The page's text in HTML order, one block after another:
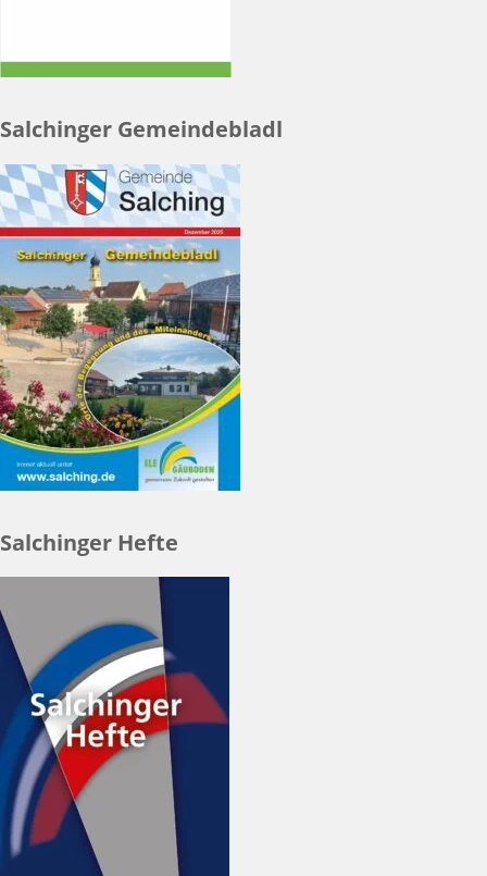
Salchinger Gemeindebladl
Salchinger Hefte